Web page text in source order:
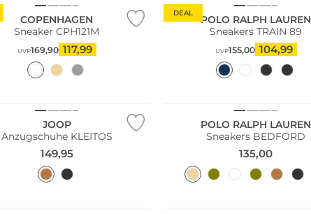
COPENHAGEN
Sneaker CPH121M
UVP169,90 117,99
DEAL
POLO RALPH LAUREN
Sneakers TRAIN 89
UVP155,00 104,99
JOOP
Anzugschuhe KLEITOS
149,95
POLO RALPH LAUREN
Sneakers BEDFORD
135,00